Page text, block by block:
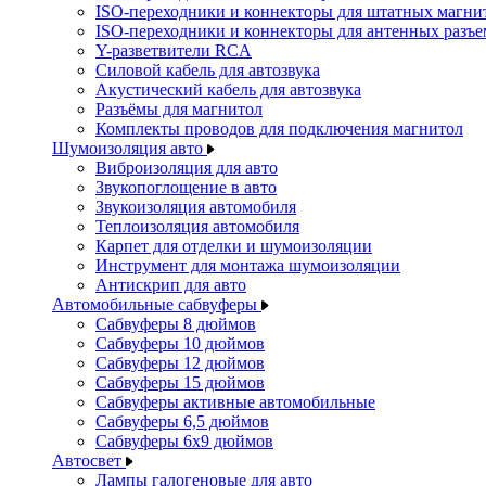
ISO-переходники и коннекторы для штатных
ISO-переходники и коннекторы для антенных
Y-разветвители RCA
Силовой кабель для автозвука
Акустический кабель для автозвука
Разъёмы для магнитол
Комплекты проводов для подключения магнитол
Шумоизоляция авто
Виброизоляция для авто
Звукопоглощение в авто
Звукоизоляция автомобиля
Теплоизоляция автомобиля
Карпет для отделки и шумоизоляции
Инструмент для монтажа шумоизоляции
Антискрип для авто
Автомобильные сабвуферы
Сабвуферы 8 дюймов
Сабвуферы 10 дюймов
Сабвуферы 12 дюймов
Сабвуферы 15 дюймов
Сабвуферы активные автомобильные
Сабвуферы 6,5 дюймов
Сабвуферы 6x9 дюймов
Автосвет
Лампы галогеновые для авто